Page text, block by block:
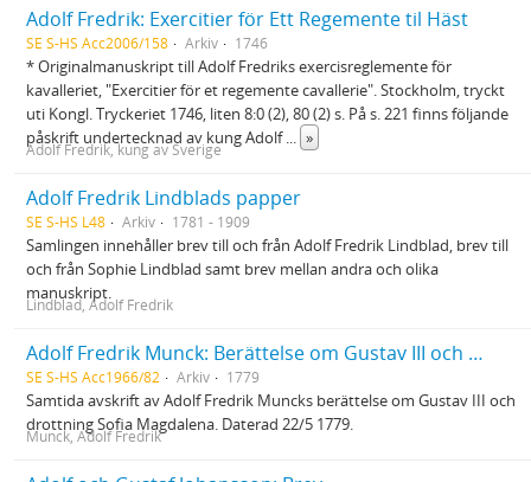
Adolf Fredrik: Exercitier för Ett Regemente til Häst
SE S-HS Acc2006/158 Arkiv 1746
* Originalmanuskript till Adolf Fredriks exercisreglemente för
kavalleriet, "Exercitier för et regemente cavallerie". Stockholm, tryckt
uti Kongl. Tryckeriet 1746, liten 8:0 (2), 80 (2) s. På s. 221 finns följande
påskrift undertecknad av kung Adolf... »
Adolf Fredrik, kung av Sverige
Adolf Fredrik Lindblads papper
SE S-HS L48 Arkiv 1781 - 1909
Samlingen innehåller brev till och från Adolf Fredrik Lindblad, brev till
och från Sophie Lindblad samt brev mellan andra och olika
manuskript.
Lindblad, Adolf Fredrik
Adolf Fredrik Munck: Berättelse om Gustav III och drottning Sofia Magdalena
SE S-HS Acc1966/82 Arkiv 1779
Samtida avskrift av Adolf Fredrik Muncks berättelse om Gustav III och
drottning Sofia Magdalena. Daterad 22/5 1779.
Munck, Adolf Fredrik